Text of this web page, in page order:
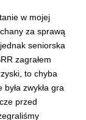
w mojej
za sprawą
seniorska
zagrałem
to chyba
zwykła gra
przed